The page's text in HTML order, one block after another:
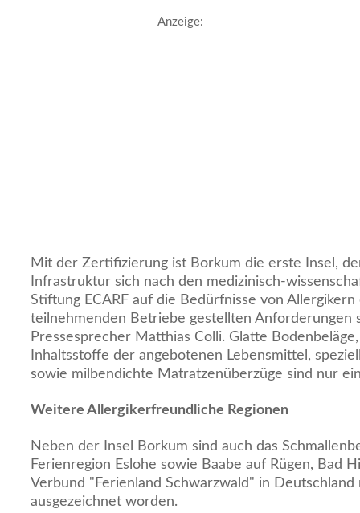
Anzeige:
Mit der Zertifizierung ist Borkum die erste Insel,
Infrastruktur sich nach den medizinisch-
Stiftung ECARF auf die Bedürfnisse von
teilnehmenden Betriebe gestellten Anforderungen
Pressesprecher Matthias Colli. Glatte
Inhaltsstoffe der angebotenen Lebensmittel,
sowie milbendichte Matratzenüberzüge sind nur
Weitere Allergikerfreundliche Regionen
Neben der Insel Borkum sind auch das
Ferienregion Eslohe sowie Baabe auf Rügen, Bad
Verbund "Ferienland Schwarzwald" in
ausgezeichnet worden.